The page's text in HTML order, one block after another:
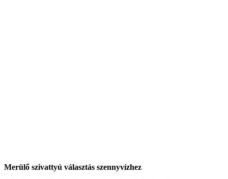
Merülő szivattyú választás szennyvízhez